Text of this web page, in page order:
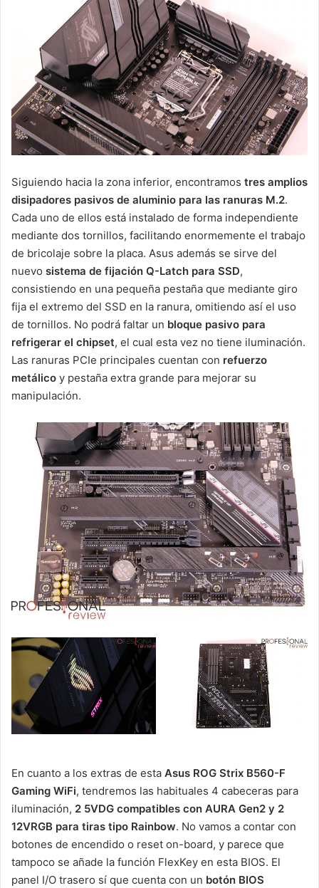
Siguiendo hacia la zona inferior, encontramos tres amplios
disipadores pasivos de aluminio para las ranuras M.2.
Cada uno de ellos está instalado de forma independiente
mediante dos tornillos, facilitando enormemente el trabajo
de bricolaje sobre la placa. Asus además se sirve del
nuevo sistema de fijación Q-Latch para SSD,
consistiendo en una pequeña pestaña que mediante giro
fija el extremo del SSD en la ranura, omitiendo así el uso
de tornillos. No podrá faltar un bloque pasivo para
refrigerar el chipset, el cual esta vez no tiene iluminación.
Las ranuras PCIe principales cuentan con refuerzo
metálico y pestaña extra grande para mejorar su
manipulación.
En cuanto a los extras de esta Asus ROG Strix B560-F
Gaming WiFi, tendremos las habituales 4 cabeceras para
iluminación, 2 5VDG compatibles con AURA Gen2 y 2
12VRGB para tiras tipo Rainbow. No vamos a contar con
botones de encendido o reset on-board, y parece que
tampoco se añade la función FlexKey en esta BIOS. El
panel I/O trasero sí que cuenta con un botón BIOS